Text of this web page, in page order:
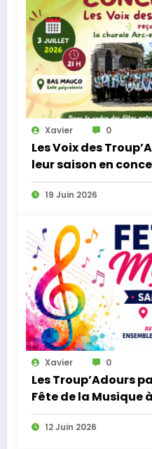
Xavier 0
Les Voix des
leur saison en
19 Juin 2026
Xavier 0
Les Troup’Adours
Fête de la Musique
12 Juin 2026